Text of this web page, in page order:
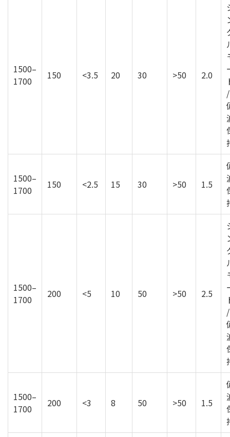
1500–
1700
150 <3.5 20 30 >50 2.0
/
1500–
1700
150 <2.5 15 30 >50 1.5
1500–
1700
200 <5 10 50 >50 2.5
/
1500–
1700
200 <3 8 50 >50 1.5